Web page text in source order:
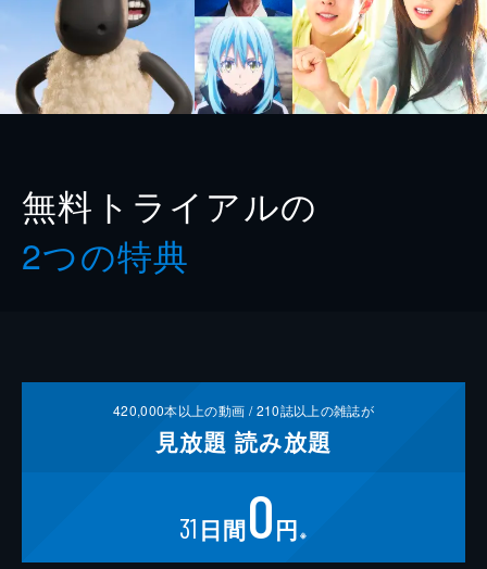
無料トライアルの
2つの特典
420,000本以上の動画 /210誌以上の雑誌が
見放題 読み放題
31 日間0円 ※